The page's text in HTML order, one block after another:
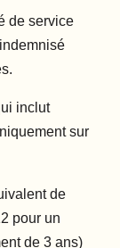
de service
inclut
sur
de
pour un
de 3 ans)